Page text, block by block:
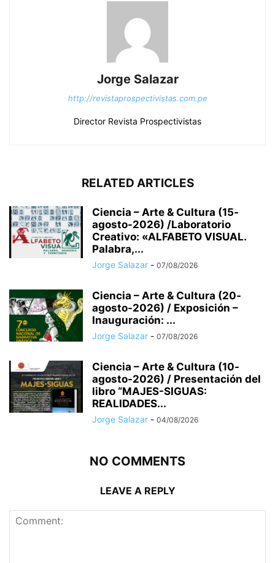
Jorge Salazar
http://revistaprospectivistas.com.pe
Director Revista Prospectivistas
RELATED ARTICLES
Ciencia – Arte & Cultura (15-
agosto-2026) /Laboratorio
Creativo: «ALFABETO VISUAL.
Palabra,...
Jorge Salazar - 07/08/2026
Ciencia – Arte & Cultura (20-
agosto-2026) / Exposición –
Inauguración: ...
Jorge Salazar - 07/08/2026
Ciencia – Arte & Cultura (10-
agosto-2026) / Presentación del
libro “MAJES-SIGUAS:
REALIDADES...
Jorge Salazar - 04/08/2026
NO COMMENTS
LEAVE A REPLY